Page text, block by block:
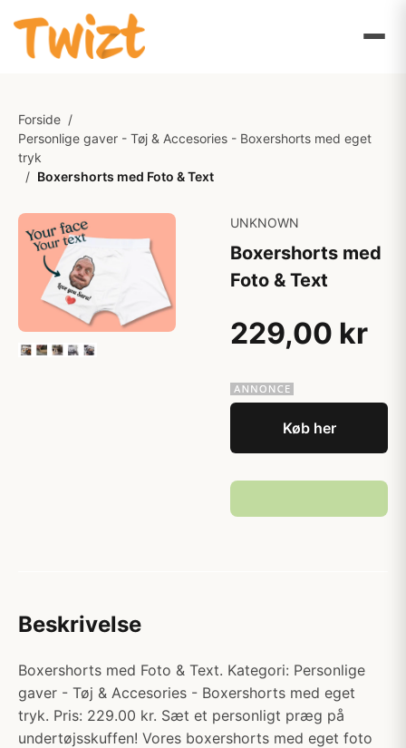
Forside /
Personlige gaver - Tøj & Accesories - Boxershorts med eget
tryk
/ Boxershorts med Foto & Text
UNKNOWN
Boxershorts med
Foto & Text
229,00 kr
Køb her
Beskrivelse
Boxershorts med Foto & Text. Kategori: Personlige
gaver - Tøj & Accesories - Boxershorts med eget
tryk. Pris: 229.00 kr. Sæt et personligt præg på
undertøjsskuffen! Vores boxershorts med eget foto